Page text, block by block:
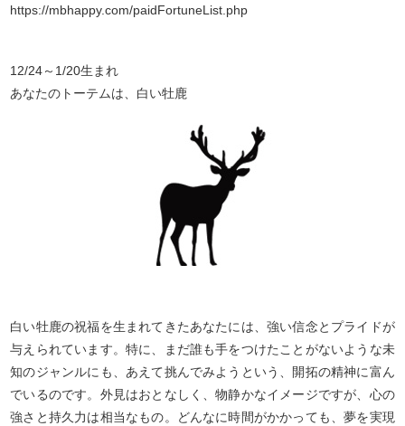
https://mbhappy.com/paidFortuneList.php
12/24～1/20生まれ
あなたのトーテムは、白い牡鹿
白い牡鹿の祝福を生まれてきたあなたには、強い信念とプライドが
与えられています。特に、まだ誰も手をつけたことがないような未
知のジャンルにも、あえて挑んでみようという、開拓の精神に富ん
でいるのです。外見はおとなしく、物静かなイメージですが、心の
強さと持久力は相当なもの。どんなに時間がかかっても、夢を実現